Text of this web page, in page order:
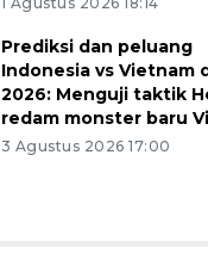
Prediksi dan peluang
Indonesia vs Vietnam
2026: Menguji taktik
redam monster baru
3 Agustus 2026 17:00